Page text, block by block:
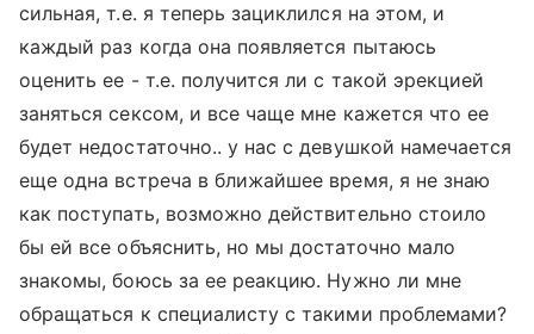
сильная, т.е. я теперь зациклился на этом, и
каждый раз когда она появляется пытаюсь
оценить ее - т.е. получится ли с такой эрекцией
заняться сексом, и все чаще мне кажется что ее
будет недостаточно.. у нас с девушкой намечается
еще одна встреча в ближайшее время, я не знаю
как поступать, возможно действительно стоило
бы ей все объяснить, но мы достаточно мало
знакомы, боюсь за ее реакцию. Нужно ли мне
обращаться к специалисту с такими проблемами?